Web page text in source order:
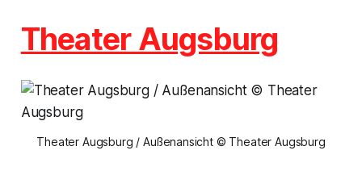
Theater Augsburg
Theater Augsburg / Außenansicht © Theater Augsburg